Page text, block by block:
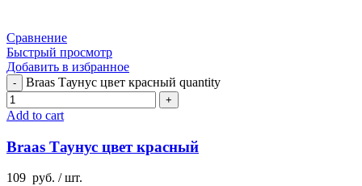
Сравнение
Быстрый просмотр
Добавить в избранное
Braas Таунус цвет красный quantity
Add to cart
Braas Таунус цвет красный
109 руб. / шт.